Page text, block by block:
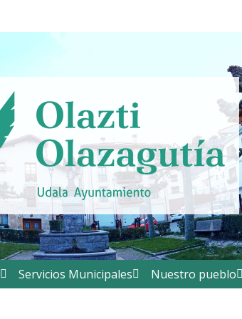
Servicios Municipales Nuestro pueblo